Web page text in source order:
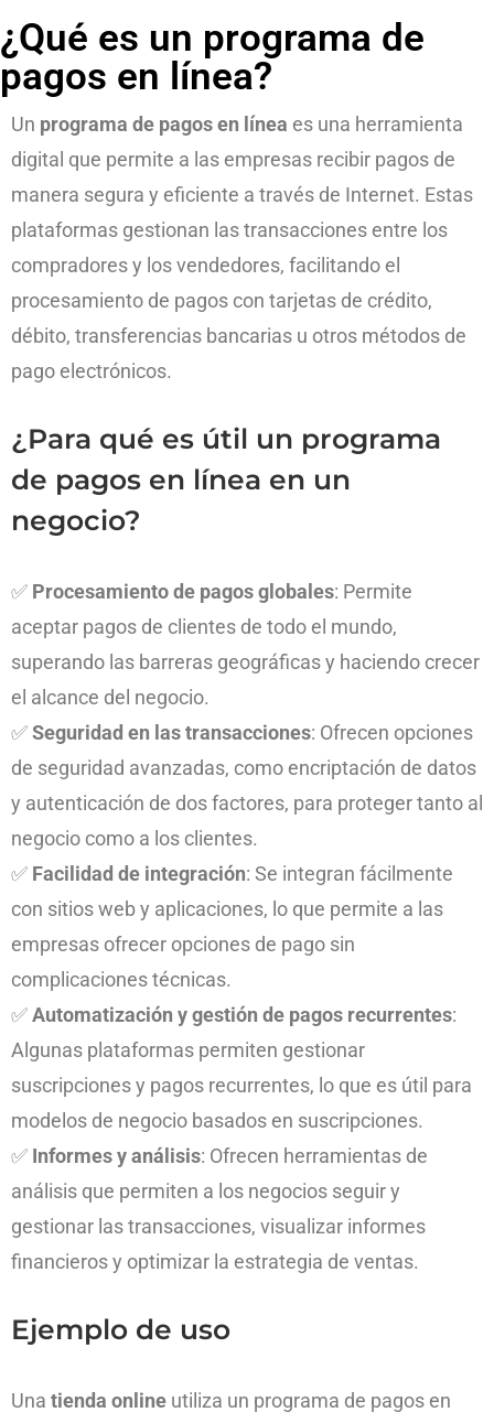
¿Qué es un programa de
pagos en línea?
Un programa de pagos en línea es una herramienta
digital que permite a las empresas recibir pagos de
manera segura y eficiente a través de Internet. Estas
plataformas gestionan las transacciones entre los
compradores y los vendedores, facilitando el
procesamiento de pagos con tarjetas de crédito,
débito, transferencias bancarias u otros métodos de
pago electrónicos.
¿Para qué es útil un programa
de pagos en línea en un
negocio?
✅ Procesamiento de pagos globales: Permite
aceptar pagos de clientes de todo el mundo,
superando las barreras geográficas y haciendo crecer
el alcance del negocio.
✅Seguridad en las transacciones: Ofrecen opciones
de seguridad avanzadas, como encriptación de datos
y autenticación de dos factores, para proteger tanto al
negocio como a los clientes.
✅ Facilidad de integración: Se integran fácilmente
con sitios web y aplicaciones, lo que permite a las
empresas ofrecer opciones de pago sin
complicaciones técnicas.
✅Automatización y gestión de pagos recurrentes:
Algunas plataformas permiten gestionar
suscripciones y pagos recurrentes, lo que es útil para
modelos de negocio basados en suscripciones.
✅ Informes y análisis: Ofrecen herramientas de
análisis que permiten a los negocios seguir y
gestionar las transacciones, visualizar informes
financieros y optimizar la estrategia de ventas.
Ejemplo de uso
Una tienda online utiliza un programa de pagos en